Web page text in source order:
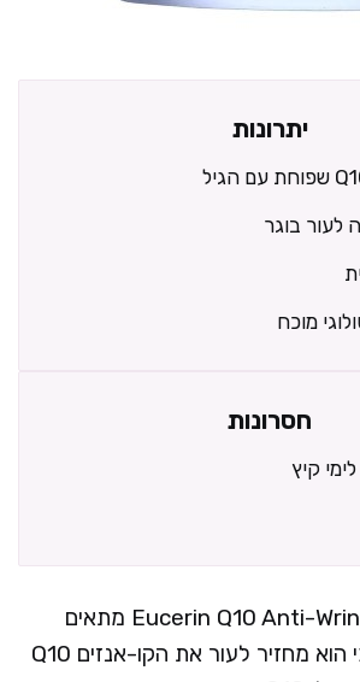
יתרונות
לעור בוגר
מוכח
חסרונות
קיץ
Eucerin Q10 Anti-Wrinkle Face Cream מתאים
במיוחד לגיל 40 כי הוא מחזיר לעור את הקו-אנזים Q10